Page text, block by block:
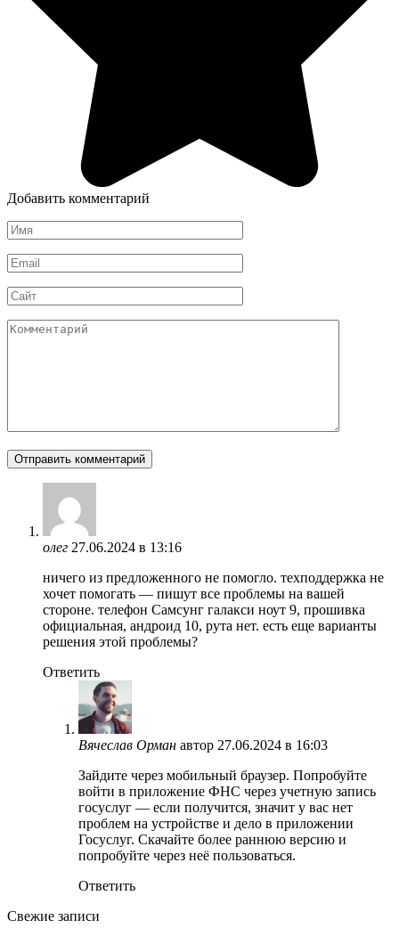
Добавить комментарий
Имя
*
Email
*
Сайт
Комментарий
олег 27.06.2024 в 13:16
ничего из предложенного не помогло. техподдержка не
хочет помогать — пишут все проблемы на вашей
стороне. телефон Самсунг галакси ноут 9, прошивка
официальная, андроид 10, рута нет. есть еще варианты
решения этой проблемы?
Ответить
Вячеслав Орман автор 27.06.2024 в 16:03
Зайдите через мобильный браузер. Попробуйте
войти в приложение ФНС через учетную запись
госуслуг — если получится, значит у вас нет
проблем на устройстве и дело в приложении
Госуслуг. Скачайте более раннюю версию и
попробуйте через неё пользоваться.
Ответить
Свежие записи